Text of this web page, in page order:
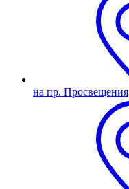
на пр. Просвещения